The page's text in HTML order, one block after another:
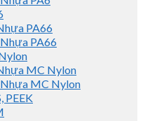
PA66
PA66
MC Nylon
MC Nylon
PEEK